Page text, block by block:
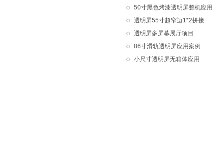
50寸黑色烤漆透明屏整机应用
透明屏55寸超窄边1*2拼接
透明屏多屏幕展厅项目
86寸滑轨透明屏应用案例
小尺寸透明屏无箱体应用